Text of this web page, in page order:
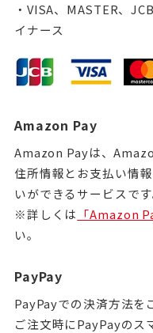
・VISA、MASTER、
イナース
Amazon Pay
Amazon Payは、
住所情報とお支払い情
いができるサービスです
※詳しくは 「Amazon
い。
PayPay
PayPayでの決済方法を
ご注文時にPayPayのス